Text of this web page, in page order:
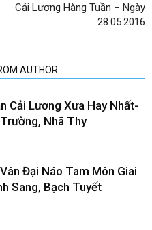
Cải Lương Hàng Tuần – Ngày
28.05.2016
AUTHOR
Cải Lương Xưa Hay Nhất-
Nhã Thy
Đại Náo Tam Môn Giai
Sang, Bạch Tuyết